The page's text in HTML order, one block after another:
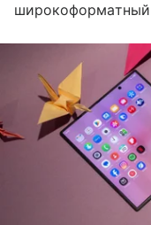
широкоформатный